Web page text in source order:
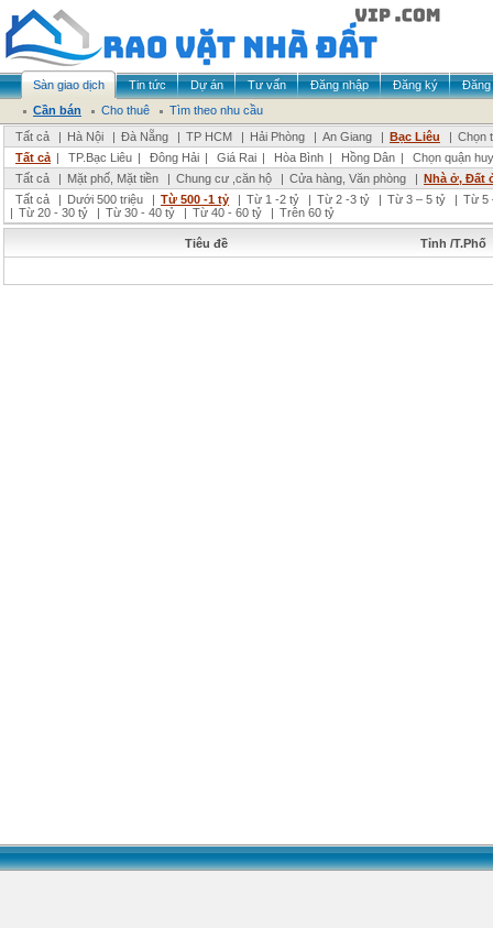
Sàn giao dịch Tin tức Dự án Tư vấn Đăng nhập Đăng ký
Đăng
Cần bán
Cho thuê
Tìm theo nhu cầu
Tất cả
| Hà Nội | Đà Nẵng | TP HCM | Hải Phòng | An Giang | Bạc Liêu | Chọn
Tất cả | TP.Bạc Liêu | Đông Hải | Giá Rai | Hòa Bình | Hồng Dân |
Chọn quận
Tất cả
| Mặt phố, Mặt tiền | Chung cư ,căn hộ | Cửa hàng, Văn phòng | Nhà ở, Đất
Tất cả
| Dưới 500 triệu | Từ 500 -1 tỷ | Từ 1 -2 tỷ | Từ 2 -3 tỷ | Từ 3 – 5 tỷ | Từ 5
| Từ 20 - 30 tỷ | Từ 30 - 40 tỷ | Từ 40 - 60 tỷ | Trên 60 tỷ
Tiêu đề Tỉnh /T.Phố